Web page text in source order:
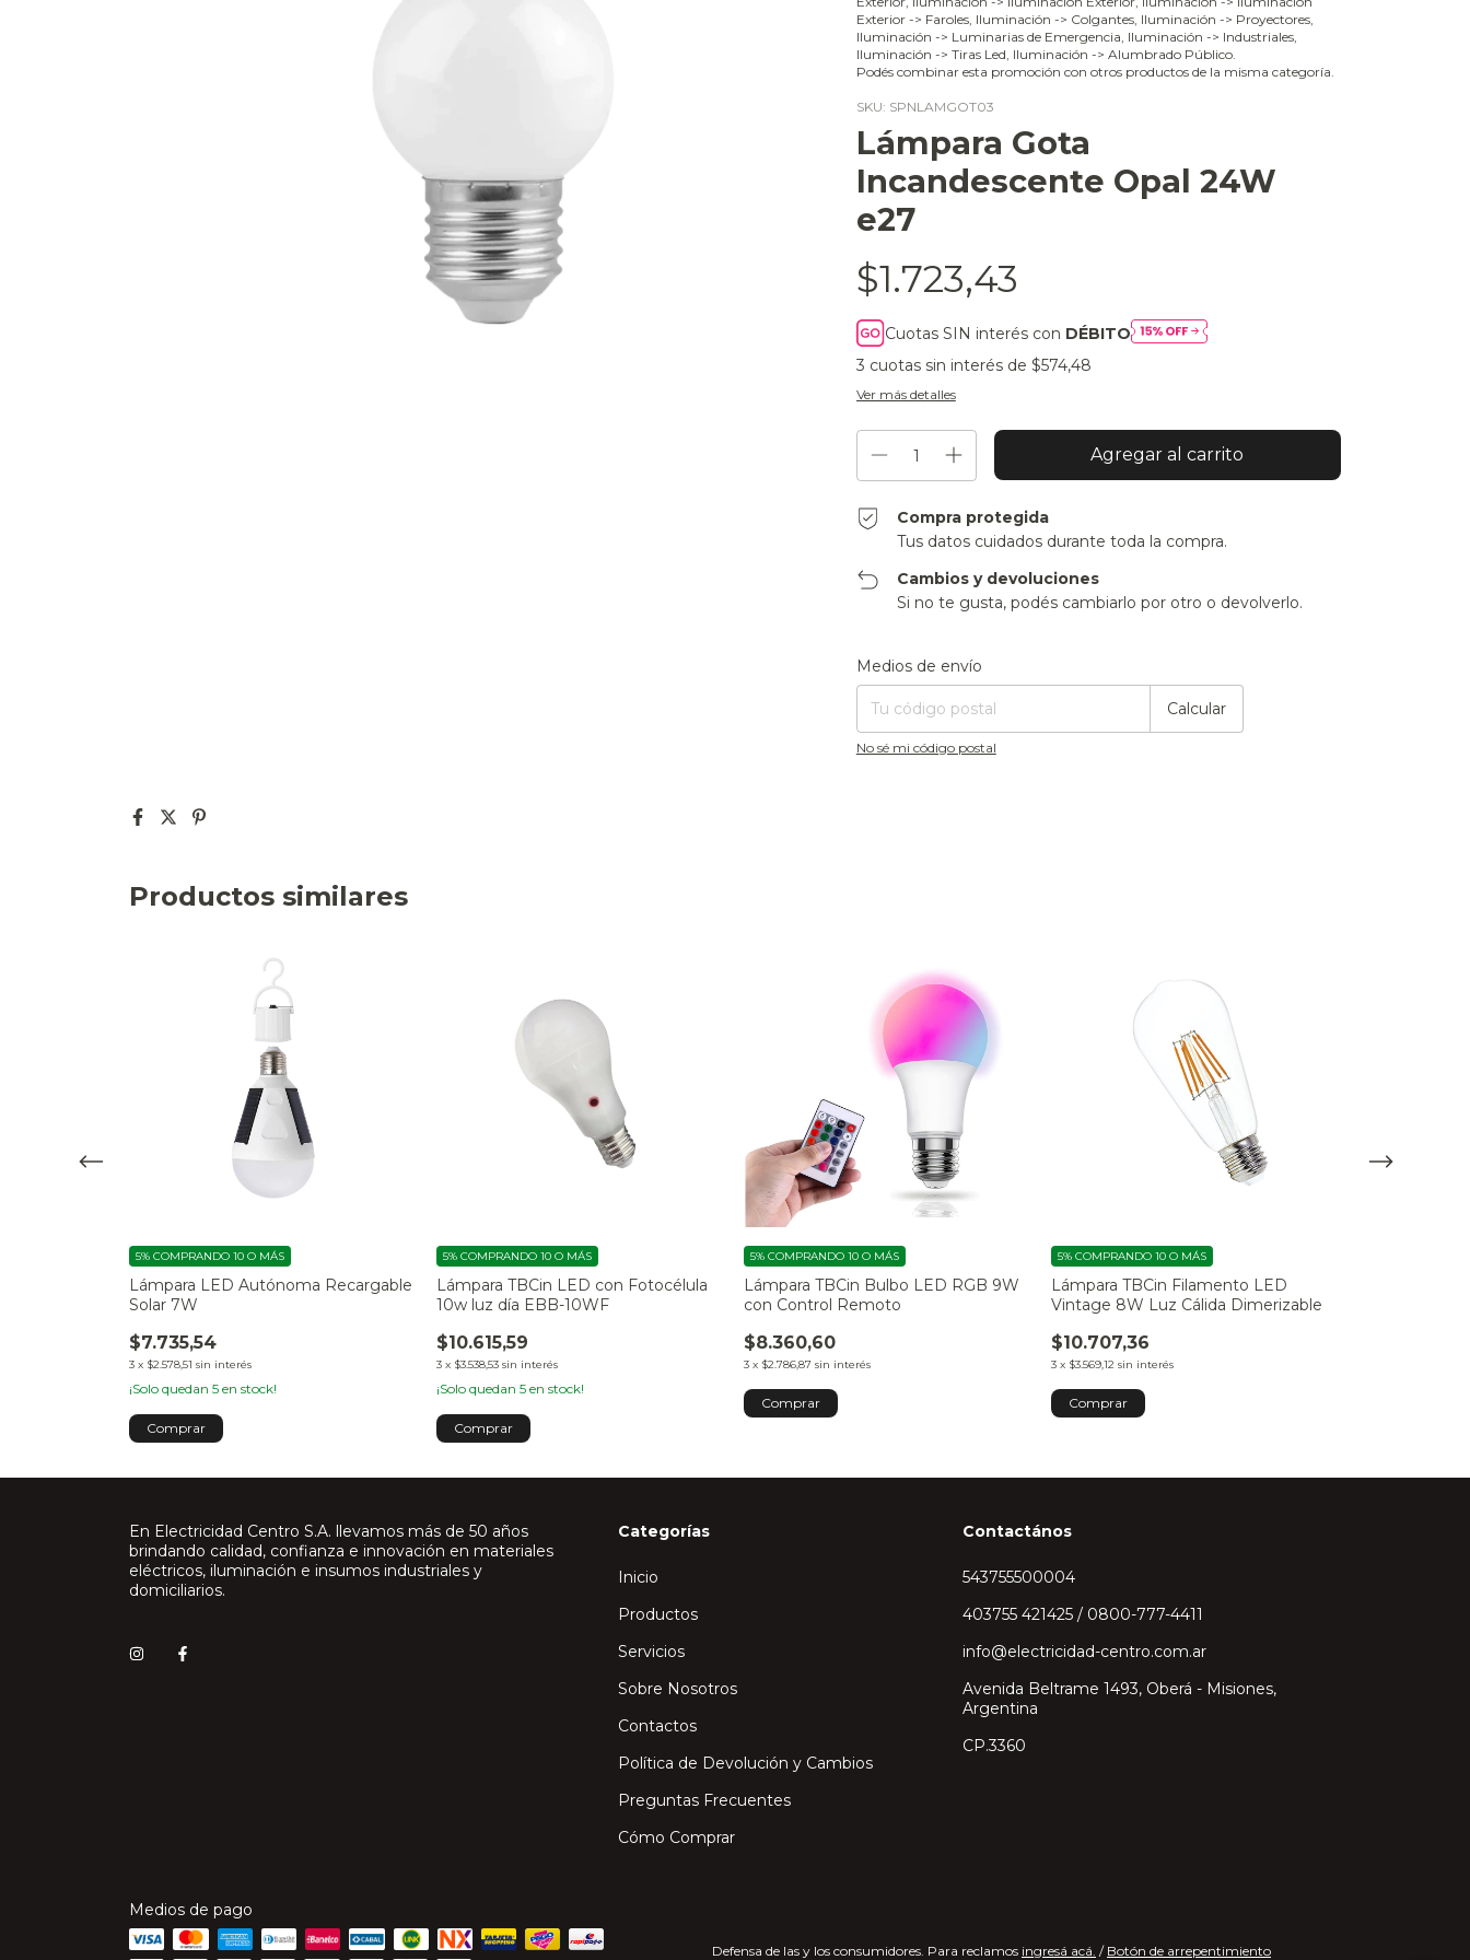
Exterior -> Faroles, Iluminación -> Colgantes, Iluminación -> Proyectores,
Iluminación -> Luminarias de Emergencia, Iluminación -> Industriales,
Iluminación -> Tiras Led, Iluminación -> Alumbrado Público.
Podés combinar esta promoción con otros productos de la misma categoría.
SKU: SPNLAMGOT03
Lámpara Gota
Incandescente Opal 24W
e27
$1.723,43
Cuotas SIN interés con DÉBITO
3 cuotas sin interés de $574,48
Ver más detalles
Compra protegida
Tus datos cuidados durante toda la compra.
Cambios y devoluciones
Si no te gusta, podés cambiarlo por otro o devolverlo.
Entregas para el CP:
Medios de envío
Calcular
No sé mi código postal
Productos similares
Lámpara LED Autónoma Recargable
Solar 7W
$7.735,54
3 x $2.578,51 sin interés
5% COMPRANDO 10 O MÁS
¡Solo quedan 5 en stock!
Lámpara TBCin LED con Fotocélula
10w luz día EBB-10WF
$10.615,59
3 x $3.538,53 sin interés
5% COMPRANDO 10 O MÁS
¡Solo quedan 5 en stock!
Lámpara TBCin Bulbo LED RGB 9W
con Control Remoto
$8.360,60
3 x $2.786,87 sin interés
5% COMPRANDO 10 O MÁS
Lámpara TBCin Filamento LED
Vintage 8W Luz Cálida Dimerizable
$10.707,36
3 x $3.569,12 sin interés
5% COMPRANDO 10 O MÁS
En Electricidad Centro S.A. llevamos más de 50 años
brindando calidad, confianza e innovación en materiales
eléctricos, iluminación e insumos industriales y
domiciliarios.
Categorías
Inicio
Productos
Servicios
Sobre Nosotros
Contactos
Política de Devolución y Cambios
Preguntas Frecuentes
Cómo Comprar
Contactános
543755500004
403755 421425 / 0800-777-4411
info@electricidad-centro.com.ar
Avenida Beltrame 1493, Oberá - Misiones,
Argentina
CP.3360
Medios de pago
Defensa de las y los consumidores. Para reclamos ingresá acá. / Botón de arrepentimiento